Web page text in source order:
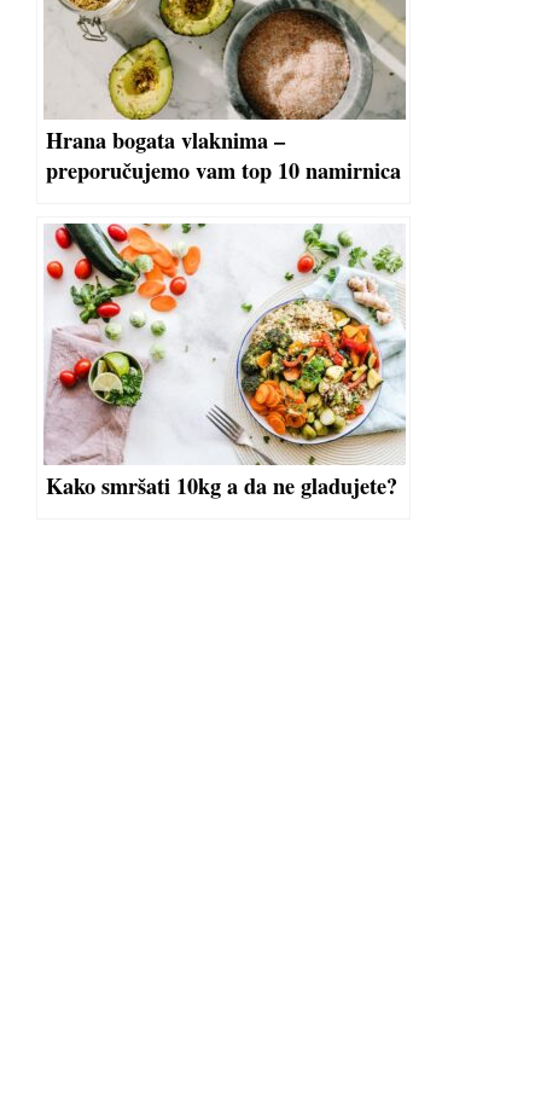
Hrana bogata vlaknima –
preporučujemo vam top 10 namirnica
Kako smršati 10kg a da ne gladujete?